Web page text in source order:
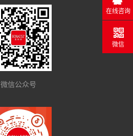
微信公众号
在线咨询
微信